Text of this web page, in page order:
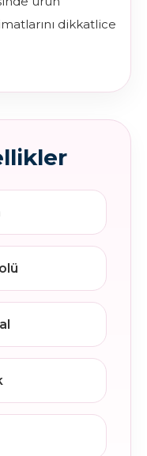
dikkatlice